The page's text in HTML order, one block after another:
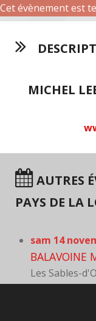
Cet évènement est
MICHEL
AUTRES
PAYS DE LA
sam 14
BALAVOINE
Les Sables-